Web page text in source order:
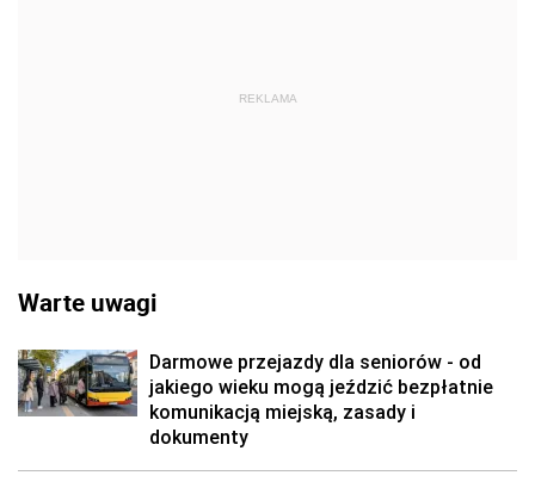
REKLAMA
Warte uwagi
Darmowe przejazdy dla seniorów - od
jakiego wieku mogą jeździć bezpłatnie
komunikacją miejską, zasady i
dokumenty